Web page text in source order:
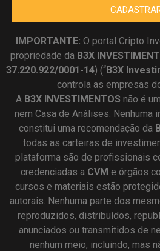
IMPORTANTE: O portal Cripto
propriedade da B3X
37.220.922/0001-14) (“B3X
controla as empresas
A B3X INVESTIMENTOS não é
nem Casa de Análises. Nenhuma
constitui uma recomendação da
todas as carteiras de
plataforma são de profissionais
credenciadas a CVM e órgãos
cursos e materiais estão
autorais. Nenhuma parte dos
reproduzidos, distribuídos,
anunciados ou transmitidos de
nenhum meio, incluindo, mas